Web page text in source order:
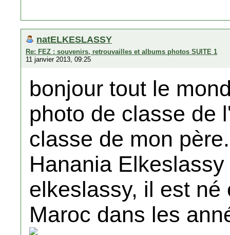
natELKESLASSY
Re: FEZ : souvenirs, retrouvailles et albums photos SUITE 1
11 janvier 2013, 09:25
bonjour tout le
photo de classe de
classe de mon
Hanania
elkeslassy, il est
Maroc dans les